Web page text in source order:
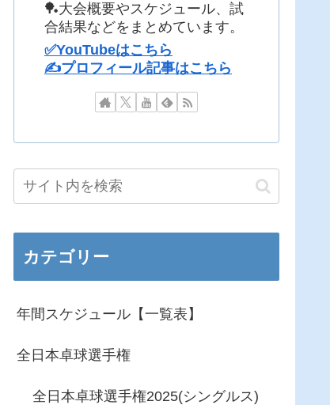
🏓大会概要やスケジュール、試
合結果などをまとめています。
✅YouTubeはこちら
✍️プロフィール記事はこちら
カテゴリー
年間スケジュール【一覧表】
全日本卓球選手権
全日本卓球選手権2025(シングルス)